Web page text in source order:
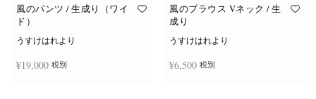
オ オ
風のパンツ / 生成り（ワイ
ド）
うすけはれより
¥19,000 税別
風のブラウス Vネック / 生
成り
うすけはれより
¥6,500 税別